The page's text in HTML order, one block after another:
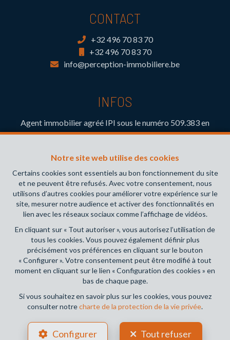
Notre site web utilise des cookies
Certains cookies sont essentiels au bon fonctionnement du site
et ne peuvent être refusés. Avec votre consentement, nous
utilisons d’autres cookies pour améliorer votre expérience sur le
site, mesurer notre audience et activer des fonctionnalités en
lien avec les réseaux sociaux comme l’affichage de vidéos.
En cliquant sur « Tout autoriser », vous autorisez l’utilisation de
tous les cookies. Vous pouvez également définir plus
précisément vos préférences en cliquant sur le bouton
« Configurer ». Votre consentement peut être modifié à tout
moment en cliquant sur le lien « Configuration des cookies » en
bas de chaque page.
Si vous souhaitez en savoir plus sur les cookies, vous pouvez
consulter notrecharte de la protection de la vie privée.
Configurer Tout refuser
CONTACT
+32 496 70 83 70
+32 496 70 83 70
info@perception-immobiliere.be
INFOS
Agent immobilier agréé IPI sous le numéro 509.383 en
Belgique- Instance de contrôle: Institut professionnel des
(+32 2 505 38 50 - info@ipi.be) - Soumis au
déontologique de l’ IPI
RC professionnelle et cautionnement via AXA Belgium SA,
Place du Trône 1, 1000 Bruxelles – police n° 730.390.160.
Couverture valable pour les activités réalisées en Belgique
Conditions générales d'utilisation du site
Charte de la protection de la vie privée
Configuration des cookies
POWERED BY
DESIGNED AND DEVELOPED BY
WEBULOUS.IMMO